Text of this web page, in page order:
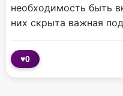
необходимость быть
них скрыта важная
♥0